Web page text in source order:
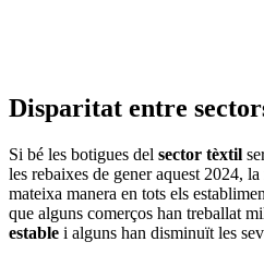
Disparitat entre
Si bé les botigues del sector tèxtil
les rebaixes de gener aquest 2024, la
mateixa manera en tots els
que alguns comerços han treballat
estable i alguns han disminuït les